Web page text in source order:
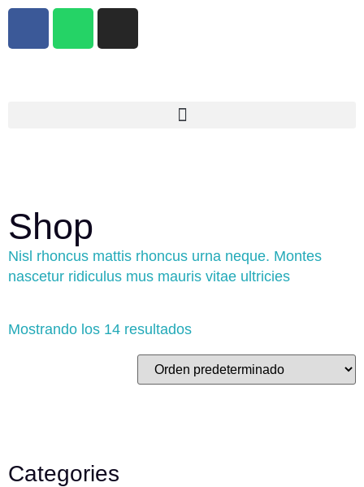
Shop
Nisl rhoncus mattis rhoncus urna neque. Montes
nascetur ridiculus mus mauris vitae ultricies
Mostrando los 14 resultados
Categories